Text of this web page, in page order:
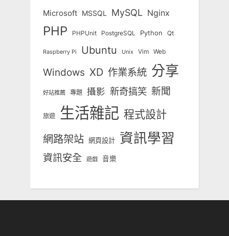
Microsoft MSSQL MySQL Nginx
PHP PHPUnit PostgreSQL Python Qt
Raspberry Pi Ubuntu Unix Vim Web
Windows XD 作業系統 分享
好站推薦 專題 攝影 新奇搞笑 新聞
旅遊 生活雜記 程式設計
網路架站 網頁設計 資訊學習
資訊安全 遊戲 音樂